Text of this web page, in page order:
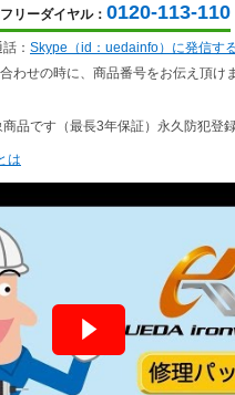
リーダイヤル： 0120-113-110
： Skype（id：uedainfo）に発信す
わせの時に、商品番号をお伝え頂け
品です（最長3年保証）永久防犯登録
は